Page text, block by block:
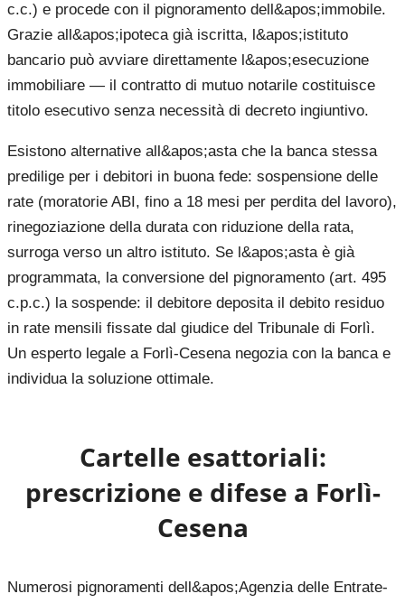
c.c.) e procede con il pignoramento dell&apos;immobile.
Grazie all&apos;ipoteca già iscritta, l&apos;istituto
bancario può avviare direttamente l&apos;esecuzione
immobiliare — il contratto di mutuo notarile costituisce
titolo esecutivo senza necessità di decreto ingiuntivo.
Esistono alternative all&apos;asta che la banca stessa
predilige per i debitori in buona fede: sospensione delle
rate (moratorie ABI, fino a 18 mesi per perdita del lavoro),
rinegoziazione della durata con riduzione della rata,
surroga verso un altro istituto. Se l&apos;asta è già
programmata, la conversione del pignoramento (art. 495
c.p.c.) la sospende: il debitore deposita il debito residuo
in rate mensili fissate dal giudice del Tribunale di Forlì.
Un esperto legale a Forlì-Cesena negozia con la banca e
individua la soluzione ottimale.
Cartelle esattoriali:
prescrizione e difese a Forlì-
Cesena
Numerosi pignoramenti dell&apos;Agenzia delle Entrate-